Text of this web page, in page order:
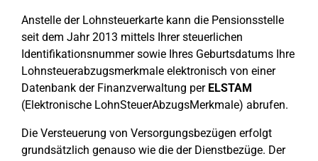
Anstelle der Lohnsteuerkarte kann die Pensionsstelle
seit dem Jahr 2013 mittels Ihrer steuerlichen
Identifikationsnummer sowie Ihres Geburtsdatums Ihre
Lohnsteuerabzugsmerkmale elektronisch von einer
Datenbank der Finanzverwaltung per ELSTAM
(Elektronische LohnSteuerAbzugsMerkmale) abrufen.
Die Versteuerung von Versorgungsbezügen erfolgt
grundsätzlich genauso wie die der Dienstbezüge. Der